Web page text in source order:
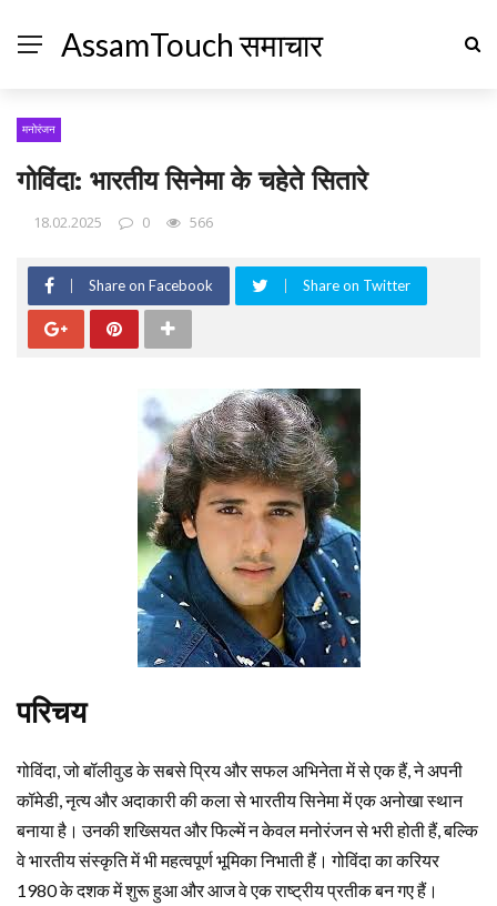
AssamTouch समाचार
मनोरंजन
गोविंदा: भारतीय सिनेमा के चहेते सितारे
18.02.2025 0 566
Share on Facebook Share on Twitter
परिचय
गोविंदा, जो बॉलीवुड के सबसे प्रिय और सफल अभिनेता में से एक हैं, ने अपनी
कॉमेडी, नृत्य और अदाकारी की कला से भारतीय सिनेमा में एक अनोखा स्थान
बनाया है। उनकी शख्सियत और फिल्में न केवल मनोरंजन से भरी होती हैं, बल्कि
वे भारतीय संस्कृति में भी महत्वपूर्ण भूमिका निभाती हैं। गोविंदा का करियर
1980 के दशक में शुरू हुआ और आज वे एक राष्ट्रीय प्रतीक बन गए हैं।